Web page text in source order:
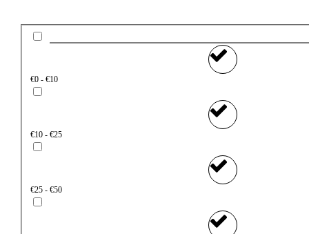
€0 - €10
€10 - €25
€25 - €50